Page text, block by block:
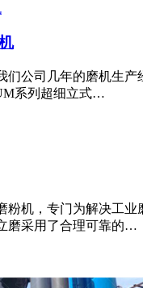
们公司几年的磨机生
系列超细立式…
粉机，专门为解决工
磨采用了合理可靠的…